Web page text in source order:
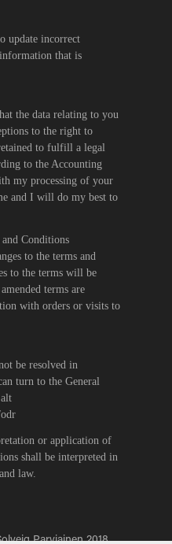
update incorrect
that is
the data relating to you
to the right to
to fulfill a legal
to the Accounting
my processing of your
and I will do my best to
and Conditions
to the terms and
to the terms will be
terms are
with orders or visits to
be resolved in
turn to the General
or application of
shall be interpreted in
law.
Parviainen 2018